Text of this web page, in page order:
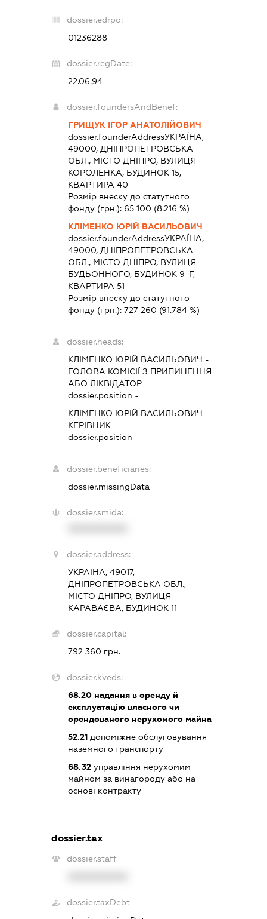
dossier.edrpo:
01236288
dossier.regDate:
22.06.94
dossier.foundersAndBenef:
ГРИЩУК ІГОР АНАТОЛІЙОВИЧ
dossier.founderAddressУКРАЇНА,
49000, ДНІПРОПЕТРОВСЬКА
ОБЛ., МІСТО ДНІПРО, ВУЛИЦЯ
КОРОЛЕНКА, БУДИНОК 15,
КВАРТИРА 40
Розмір внеску до статутного
фонду (грн.): 65 100 (8.216 %)
КЛІМЕНКО ЮРІЙ ВАСИЛЬОВИЧ
dossier.founderAddressУКРАЇНА,
49000, ДНІПРОПЕТРОВСЬКА
ОБЛ., МІСТО ДНІПРО, ВУЛИЦЯ
БУДЬОННОГО, БУДИНОК 9-Г,
КВАРТИРА 51
Розмір внеску до статутного
фонду (грн.):727 260 (91.784 %)
dossier.heads:
КЛІМЕНКО ЮРІЙ ВАСИЛЬОВИЧ -
ГОЛОВА КОМІСІЇ З ПРИПИНЕННЯ
АБО ЛІКВІДАТОР
dossier.position -
КЛІМЕНКО ЮРІЙ ВАСИЛЬОВИЧ -
КЕРІВНИК
dossier.position -
dossier.beneficiaries:
dossier.missingData
dossier.smida:
dossier.address:
УКРАЇНА, 49017,
ДНІПРОПЕТРОВСЬКА ОБЛ.,
МІСТО ДНІПРО, ВУЛИЦЯ
КАРАВАЄВА, БУДИНОК 11
dossier.capital:
792 360 грн.
dossier.kveds:
68.20 надання в оренду й
експлуатацію власного чи
орендованого нерухомого майна
52.21 допоміжне обслуговування
наземного транспорту
68.32 управління нерухомим
майном за винагороду або на
основі контракту
dossier.tax
dossier.staff
dossier.taxDebt